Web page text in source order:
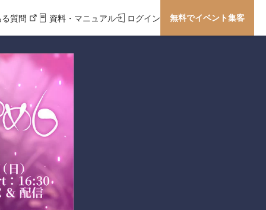
る質問 資料・マニュアル ログイン 無料でイベント集客